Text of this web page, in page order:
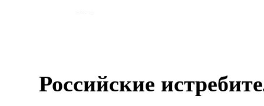
Российские